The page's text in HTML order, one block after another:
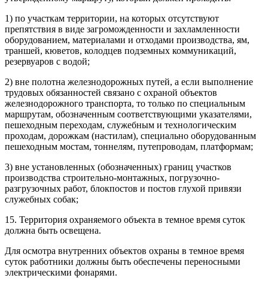
1) по участкам территории, на которых отсутствуют
препятствия в виде загроможденности и захламленности
оборудованием, материалами и отходами производства, ям,
траншей, кюветов, колодцев подземных коммуникаций,
резервуаров с водой;
2) вне полотна железнодорожных путей, а если выполнение
трудовых обязанностей связано с охраной объектов
железнодорожного транспорта, то только по специальным
маршрутам, обозначенным соответствующими указателями,
пешеходным переходам, служебным и технологическим
проходам, дорожкам (настилам), специально оборудованным
пешеходным мостам, тоннелям, путепроводам, платформам;
3) вне установленных (обозначенных) границ участков
производства строительно-монтажных, погрузочно-
разгрузочных работ, блокпостов и постов глухой привязи
служебных собак;
15. Территория охраняемого объекта в темное время суток
должна быть освещена.
Для осмотра внутренних объектов охраны в темное время
суток работники должны быть обеспечены переносными
электрическими фонарями.